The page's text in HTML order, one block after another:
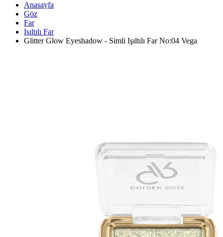
Anasayfa
Göz
Far
Işıltılı Far
Glitter Glow Eyeshadow - Simli Işıltılı Far No:04 Vega